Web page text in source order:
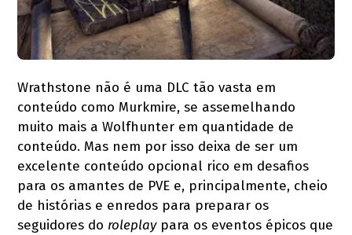
Wrathstone não é uma DLC tão vasta em
conteúdo como Murkmire, se assemelhando
muito mais a Wolfhunter em quantidade de
conteúdo. Mas nem por isso deixa de ser um
excelente conteúdo opcional rico em desafios
para os amantes de PVE e, principalmente, cheio
de histórias e enredos para preparar os
seguidores do roleplaypara os eventos épicos que